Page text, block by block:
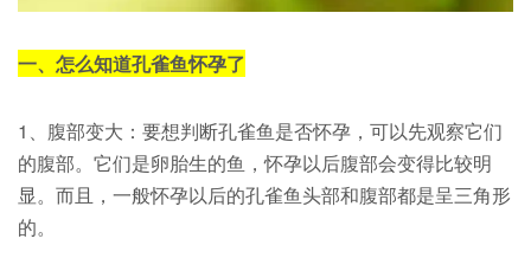
一、怎么知道孔雀鱼怀孕了
1、腹部变大：要想判断孔雀鱼是否怀孕，可以先观察它们
的腹部。它们是卵胎生的鱼，怀孕以后腹部会变得比较明
显。而且，一般怀孕以后的孔雀鱼头部和腹部都是呈三角形
的。